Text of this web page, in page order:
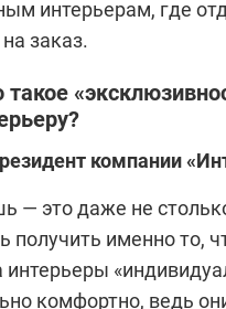
интерьерам, где
заказ.
компании
— это даже не
получить именно то,
комфортно, ведь